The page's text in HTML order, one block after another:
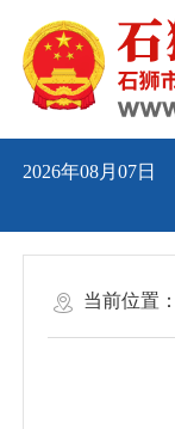
2026年08月07日
当前位置